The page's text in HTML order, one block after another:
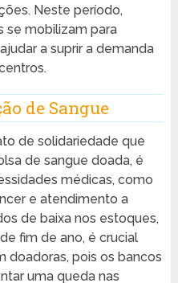
Neste período,
se mobilizam para
a suprir a demanda
de Sangue
de solidariedade que
de sangue doada, é
médicas, como
e atendimento a
de baixa nos estoques,
fim de ano, é crucial
doadoras, pois os bancos
uma queda nas